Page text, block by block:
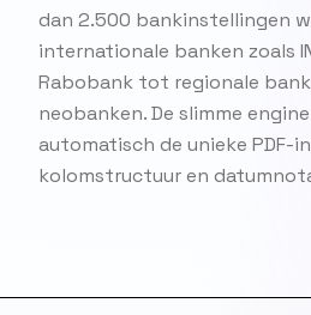
dan 2.500 bankinstellingen
internationale banken zoals
Rabobank tot regionale
neobanken. De slimme
automatisch de unieke PDF-
kolomstructuur en